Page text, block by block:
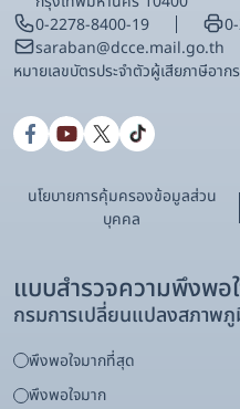
0-2278-8400-19
saraban@dcce.mail.go.th
หมายเลขบัตรประจําตัวผู้เสียภาษีอา
นโยบายการคุ้มครองข้อมูลส่วน
บุคคล
แบบสำรวจความพึงพอใ
กรมการเปลี่ยนแปลงสภาพ
พึงพอใจมากที่สุด
พึงพอใจมาก